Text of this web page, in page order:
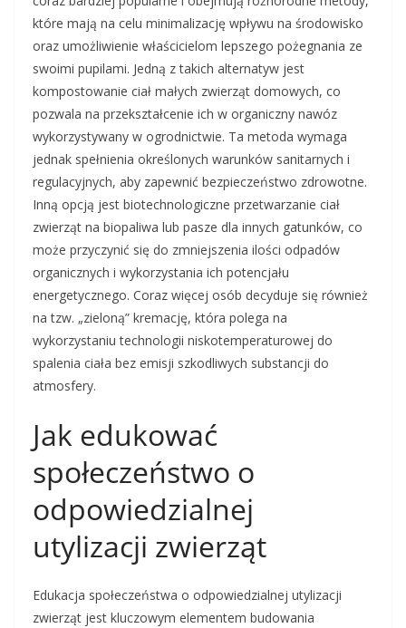
które mają na celu minimalizację wpływu na środowisko
oraz umożliwienie właścicielom lepszego pożegnania ze
swoimi pupilami. Jedną z takich alternatyw jest
kompostowanie ciał małych zwierząt domowych, co
pozwala na przekształcenie ich w organiczny nawóz
wykorzystywany w ogrodnictwie. Ta metoda wymaga
jednak spełnienia określonych warunków sanitarnych i
regulacyjnych, aby zapewnić bezpieczeństwo zdrowotne.
Inną opcją jest biotechnologiczne przetwarzanie ciał
zwierząt na biopaliwa lub pasze dla innych gatunków, co
może przyczynić się do zmniejszenia ilości odpadów
organicznych i wykorzystania ich potencjału
energetycznego. Coraz więcej osób decyduje się również
na tzw. „zieloną” kremację, która polega na
wykorzystaniu technologii niskotemperaturowej do
spalenia ciała bez emisji szkodliwych substancji do
atmosfery.
Jak edukować
społeczeństwo o
odpowiedzialnej
utylizacji zwierząt
Edukacja społeczeństwa o odpowiedzialnej utylizacji
zwierząt jest kluczowym elementem budowania